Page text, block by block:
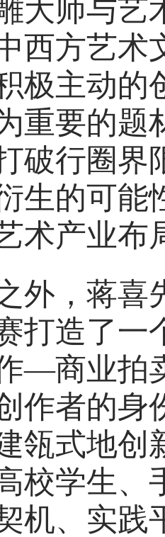
大师与艺
西方艺术
极主动的
重要的题
破行圈界
生的可能
术产业布
，蒋喜
打造了
—商业拍
作者的身
瓴式地创
校学生、
机、实践